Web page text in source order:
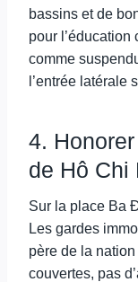
bassins et de
pour l’éducation
comme
l’entrée latérale
4.
de Hô
Sur la place Ba
Les gardes
père de la
couvertes, pas